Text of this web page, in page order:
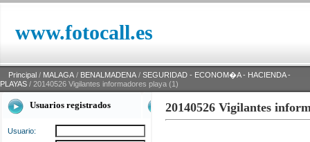
www.fotocall.es
Principal / MALAGA / BENALMADENA / SEGURIDAD - ECONOM�A - HACIENDA -
PLAYAS / 20140526 Vigilantes informadores playa (1)
Usuarios registrados
Usuario:
20140526 Vigilantes